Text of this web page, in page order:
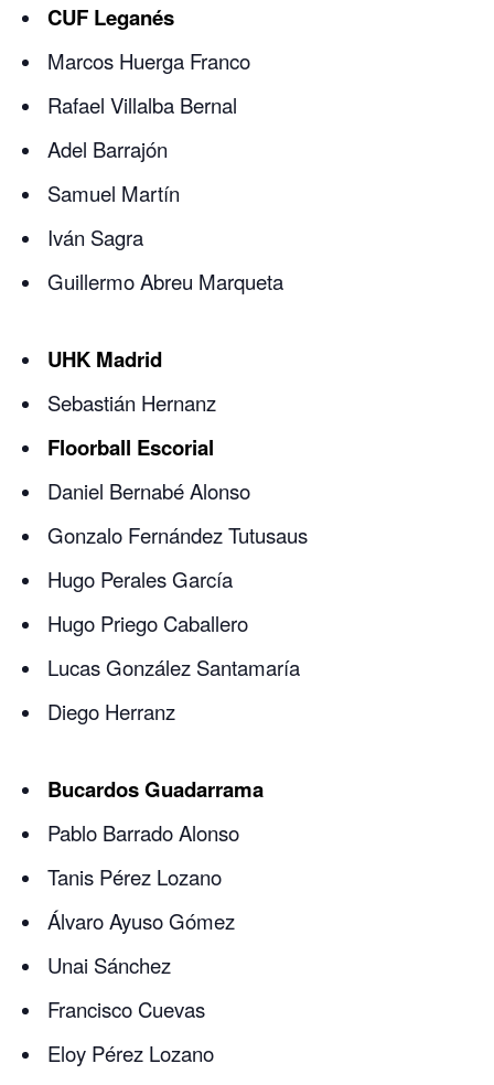
CUF Leganés
Marcos Huerga Franco
Rafael Villalba Bernal
Adel Barrajón
Samuel Martín
Iván Sagra
Guillermo Abreu Marqueta
UHK Madrid
Sebastián Hernanz
Floorball Escorial
Daniel Bernabé Alonso
Gonzalo Fernández Tutusaus
Hugo Perales García
Hugo Priego Caballero
Lucas González Santamaría
Diego Herranz
Bucardos Guadarrama
Pablo Barrado Alonso
Tanis Pérez Lozano
Álvaro Ayuso Gómez
Unai Sánchez
Francisco Cuevas
Eloy Pérez Lozano